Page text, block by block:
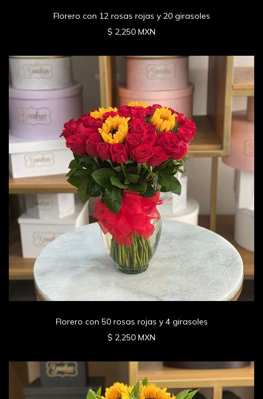
Florero con 12 rosas rojas y 20 girasoles
$ 2,250 MXN
Florero con 50 rosas rojas y 4 girasoles
$ 2,250 MXN